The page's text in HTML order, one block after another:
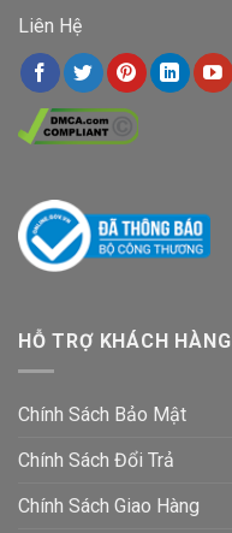
Liên Hệ
HỖ TRỢ KHÁCH HÀNG
Chính Sách Bảo Mật
Chính Sách Đổi Trả
Chính Sách Giao Hàng